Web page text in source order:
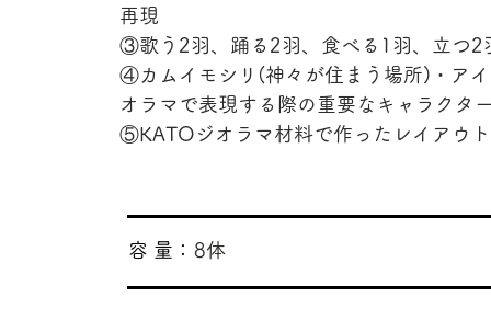
再現
③歌う2羽、踊る2羽、食べる1羽、立つ2
④カムイモシリ(神々が住まう場所)・ア
オラマで表現する際の重要なキャラクタ
⑤KATOジオラマ材料で作ったレイアウ
8体
​容 量：